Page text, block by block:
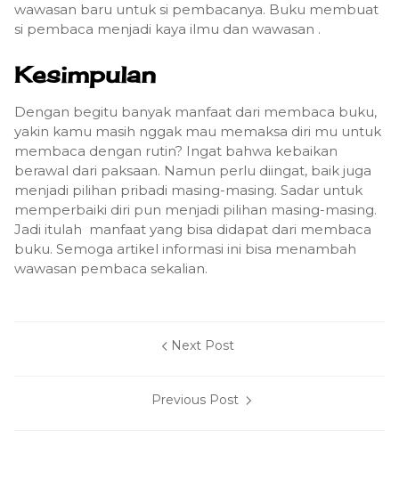
wawasan baru untuk si pembacanya. Buku membuat
si pembaca menjadi kaya ilmu dan wawasan .
Kesimpulan
Dengan begitu banyak manfaat dari membaca buku,
yakin kamu masih nggak mau memaksa diri mu untuk
membaca dengan rutin? Ingat bahwa kebaikan
berawal dari paksaan. Namun perlu diingat, baik juga
menjadi pilihan pribadi masing-masing. Sadar untuk
memperbaiki diri pun menjadi pilihan masing-masing.
Jadi itulah manfaat yang bisa didapat dari membaca
buku. Semoga artikel informasi ini bisa menambah
wawasan pembaca sekalian.
Next Post
Previous Post